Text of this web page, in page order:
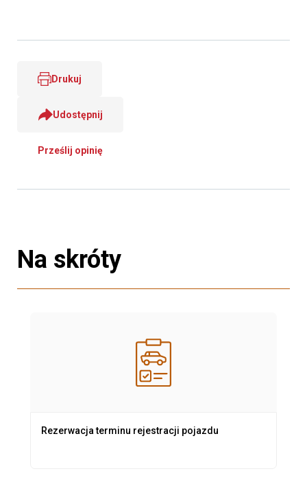
Drukuj
Udostępnij
Prześlij opinię
Na skróty
Rezerwacja terminu rejestracji pojazdu